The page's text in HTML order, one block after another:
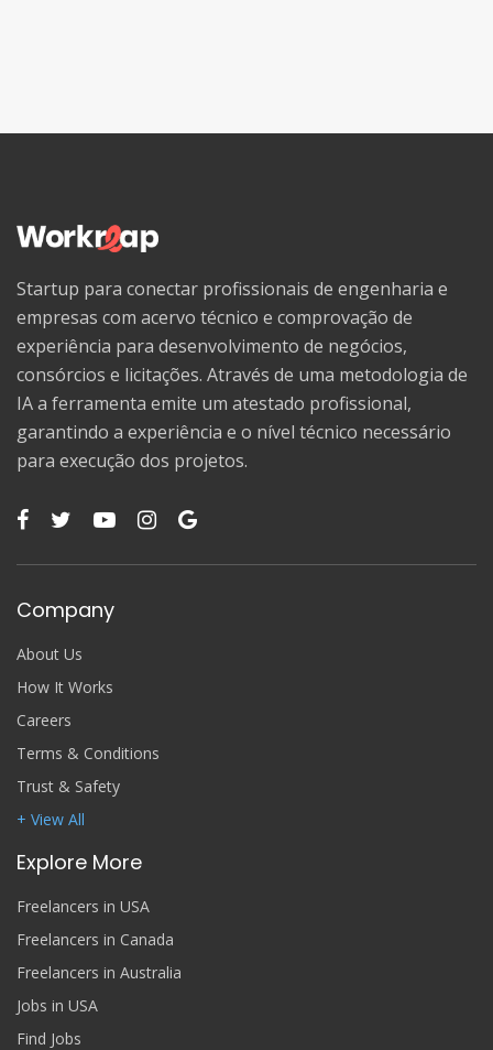
Startup para conectar profissionais de engenharia e
empresas com acervo técnico e comprovação de
experiência para desenvolvimento de negócios,
consórcios e licitações. Através de uma metodologia de
IA a ferramenta emite um atestado profissional,
garantindo a experiência e o nível técnico necessário
para execução dos projetos.
Company
About Us
How It Works
Careers
Terms & Conditions
Trust & Safety
+ View All
Explore More
Freelancers in USA
Freelancers in Canada
Freelancers in Australia
Jobs in USA
Find Jobs